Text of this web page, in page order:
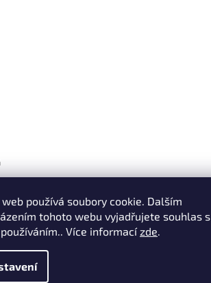
web používá soubory cookie. Dalším
tohoto webu vyjadřujete souhlas s
Více informacízde.